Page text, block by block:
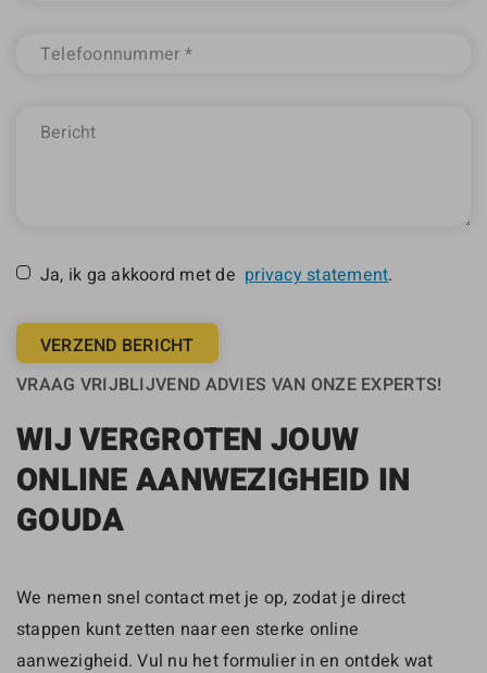
Ja, ik ga akkoord met de privacy statement.
VERZEND BERICHT
VRAAG VRIJBLIJVEND ADVIES VAN ONZE EXPERTS!
WIJ VERGROTEN JOUW
ONLINE AANWEZIGHEID IN
GOUDA
We nemen snel contact met je op, zodat je direct
stappen kunt zetten naar een sterke online
aanwezigheid. Vul nu het formulier in en ontdek wat